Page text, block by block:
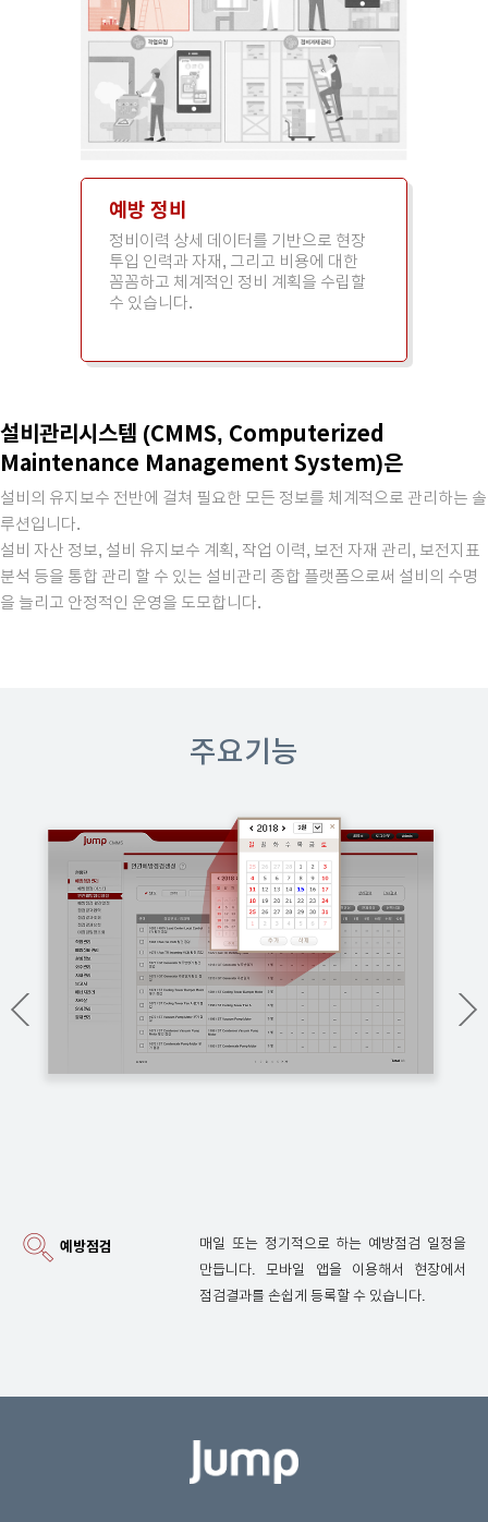
예방 정비
정비이력 상세 데이터를 기반으로 현장
투입 인력과 자재, 그리고 비용에 대한
꼼꼼하고 체계적인 정비 계획을 수립할
수 있습니다.
설비관리시스템 (CMMS, Computerized
Maintenance Management System)은
설비의 유지보수 전반에 걸쳐 필요한 모든 정보를 체계적으로 관리하는 솔
루션입니다.
설비 자산 정보, 설비 유지보수 계획, 작업 이력, 보전 자재 관리, 보전지표
분석 등을 통합 관리 할 수 있는 설비관리 종합 플랫폼으로써 설비의 수명
을 늘리고 안정적인 운영을 도모합니다.
주요기능
예방점검
매일 또는 정기적으로 하는 예방점검 일정을
만듭니다. 모바일 앱을 이용해서 현장에서
점검결과를 손쉽게 등록할 수 있습니다.